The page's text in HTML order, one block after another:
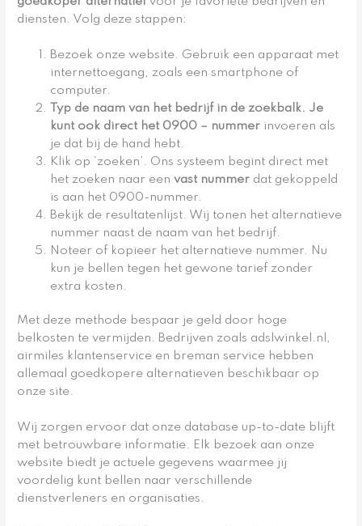
diensten. Volg deze stappen:
Bezoek onze website. Gebruik een apparaat met
internettoegang, zoals een smartphone of
computer.
Typ de naam van het bedrijf in de zoekbalk. Je
kunt ook direct het 0900 – nummer invoeren als
je dat bij de hand hebt.
Klik op ‘zoeken’. Ons systeem begint direct met
het zoeken naar eenvast nummer dat gekoppeld
is aan het 0900-nummer.
Bekijk de resultatenlijst. Wij tonen het alternatieve
nummer naast de naam van het bedrijf.
Noteer of kopieer het alternatieve nummer. Nu
kun je bellen tegen het gewone tarief zonder
extra kosten.
Met deze methode bespaar je geld door hoge
belkosten te vermijden. Bedrijven zoals adslwinkel.nl,
airmiles klantenservice en breman service hebben
allemaal goedkopere alternatieven beschikbaar op
onze site.
Wij zorgen ervoor dat onze database up-to-date blijft
met betrouwbare informatie. Elk bezoek aan onze
website biedt je actuele gegevens waarmee jij
voordelig kunt bellen naar verschillende
dienstverleners en organisaties.